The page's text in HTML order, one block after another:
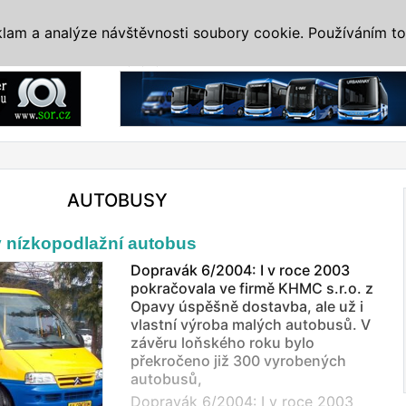
AUTOBUSY
nízkopodlažní autobus
Dopravák 6/2004: I v roce 2003
pokračovala ve firmě KHMC s.r.o. z
Opavy úspěšně dostavba, ale už i
vlastní výroba malých autobusů. V
závěru loňského roku bylo
překročeno již 300 vyrobených
autobusů,
Dopravák 6/2004: I v roce 2003
a analýze návštěvnosti soubory cookie. Používáním